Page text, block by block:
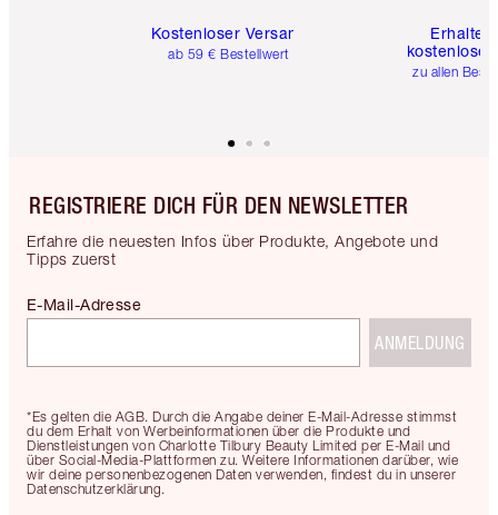
Kostenloser Versand
ab 59 € Bestellwert
Erhalte
kostenlose
zu allen
REGISTRIERE DICH FÜR DEN NEWSLETTER
Erfahre die neuesten Infos über Produkte, Angebote und
Tipps zuerst
*Es gelten die AGB. Durch die Angabe deiner E-Mail-Adresse stimmst
du dem Erhalt von Werbeinformationen über die Produkte und
Dienstleistungen von Charlotte Tilbury Beauty Limited per E-Mail und
über Social-Media-Plattformen zu. Weitere Informationen darüber, wie
wir deine personenbezogenen Daten verwenden, findest du in unserer
Datenschutzerklärung.
E-Mail-Adresse
ANMELDUNG